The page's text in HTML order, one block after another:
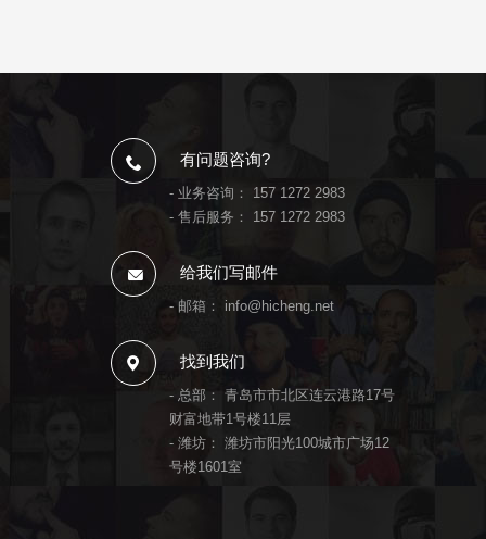
有问题咨询?
- 业务咨询： 157 1272 2983
- 售后服务： 157 1272 2983
给我们写邮件
- 邮箱： info@hicheng.net
找到我们
- 总部： 青岛市市北区连云港路17号
财富地带1号楼11层
- 潍坊： 潍坊市阳光100城市广场12
号楼1601室